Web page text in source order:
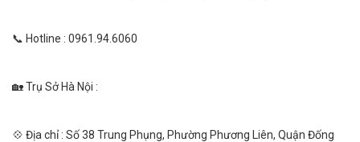
📞 Hotline : 0961.94.6060
🏡 Trụ Sở Hà Nội :
💠 Địa chỉ : Số 38 Trung Phụng, Phường Phương Liên, Quận Đống